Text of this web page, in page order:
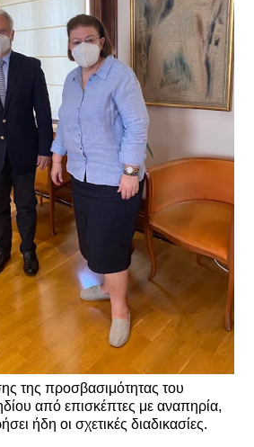
της προσβασιμότητας του
από επισκέπτες με αναπηρία,
ήδη οι σχετικές διαδικασίες.